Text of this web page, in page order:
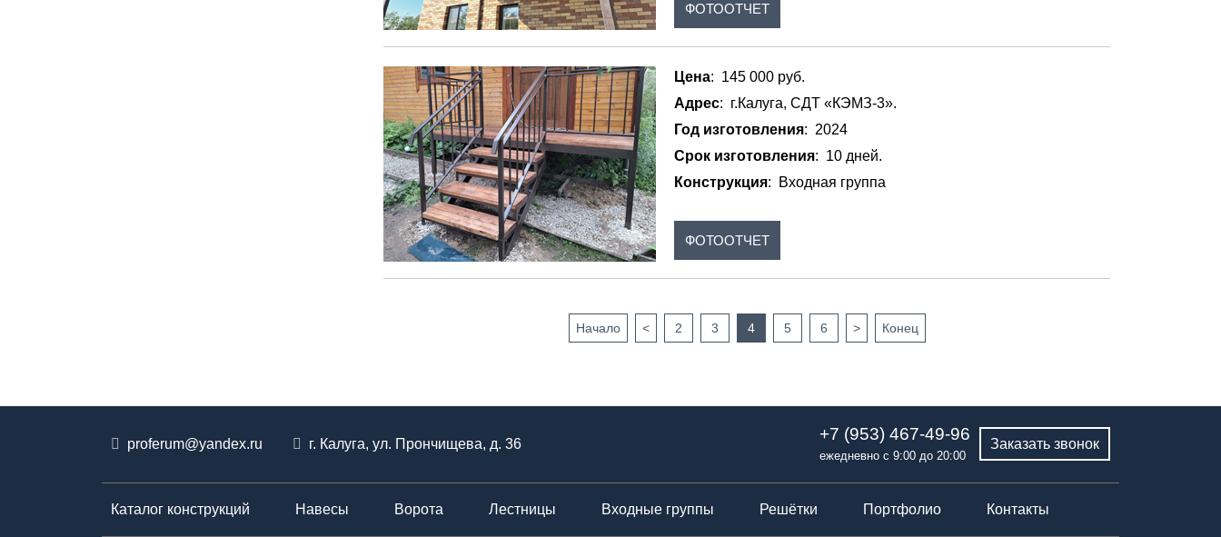
ФОТООТЧЕТ
Цена: 145 000 руб.
Адрес: г.Калуга, СДТ «КЭМЗ-3».
Год изготовления: 2024
Срок изготовления: 10 дней.
Конструкция: Входная группа
ФОТООТЧЕТ
Начало < 2 3 4 5 6 > Конец
proferum@yandex.ru г. Калуга, ул. Прончищева, д. 36
+7 (953) 467-49-96
ежедневно с 9:00 до 20:00
Заказать звонок
Каталог конструкций Навесы Ворота Лестницы Входные группы Решётки Портфолио Контакты